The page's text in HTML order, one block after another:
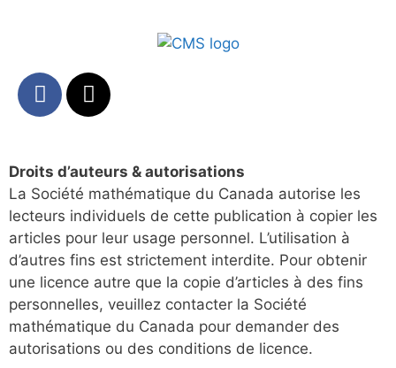
Droits d’auteurs & autorisations
La Société mathématique du Canada autorise les
lecteurs individuels de cette publication à copier les
articles pour leur usage personnel. L’utilisation à
d’autres fins est strictement interdite. Pour obtenir
une licence autre que la copie d’articles à des fins
personnelles, veuillez contacter la Société
mathématique du Canada pour demander des
autorisations ou des conditions de licence.